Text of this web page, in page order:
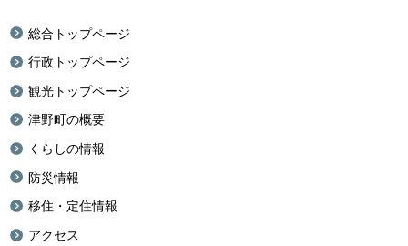
総合トップページ
行政トップページ
観光トップページ
津野町の概要
くらしの情報
防災情報
移住・定住情報
アクセス